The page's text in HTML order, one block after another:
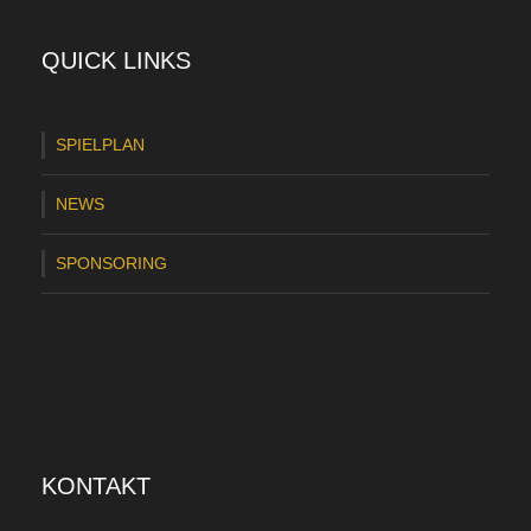
m
r
:
e
i
V
QUICK LINKS
SPIELPLAN
NEWS
SPONSORING
KONTAKT